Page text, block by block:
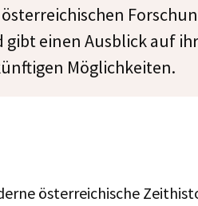
gibt einen Ausblick auf
Möglichkeiten.
österreichische